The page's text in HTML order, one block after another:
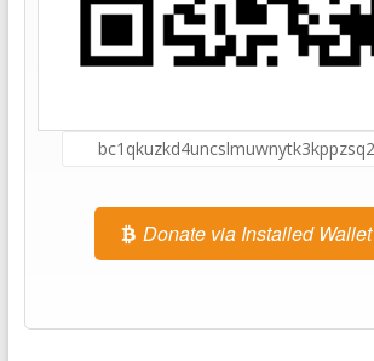
Donate via Installed Wallet